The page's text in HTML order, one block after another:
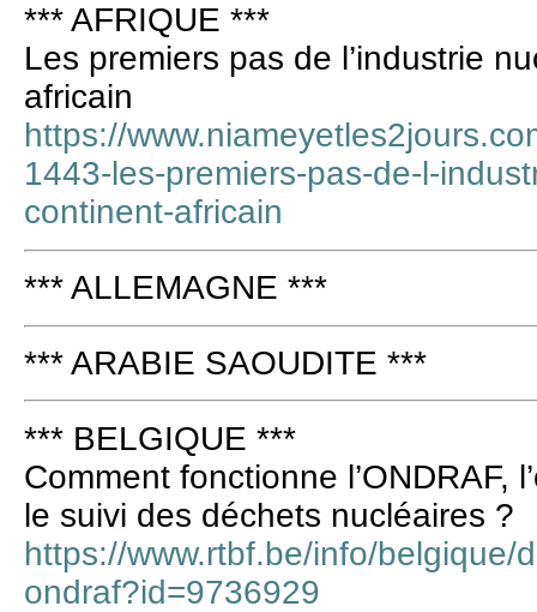
*** AFRIQUE ***
Les premiers pas de l’industrie
africain
https://
1443-les-premiers-pas-de-l-
continent-africain
*** ALLEMAGNE ***
*** ARABIE SAOUDITE ***
*** BELGIQUE ***
Comment fonctionne l’ONDRAF,
le suivi des déchets nucléaires ?
https://www.rtbf.be/info/belgique/
ondraf?id=9736929